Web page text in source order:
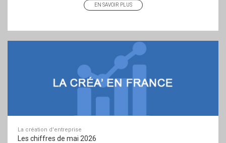
EN SAVOIR PLUS
La création d'entreprise
Les chiffres de mai 2026